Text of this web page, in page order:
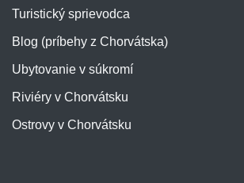
Turistický sprievodca
Blog (príbehy z Chorvátska)
Ubytovanie v súkromí
Riviéry v Chorvátsku
Ostrovy v Chorvátsku